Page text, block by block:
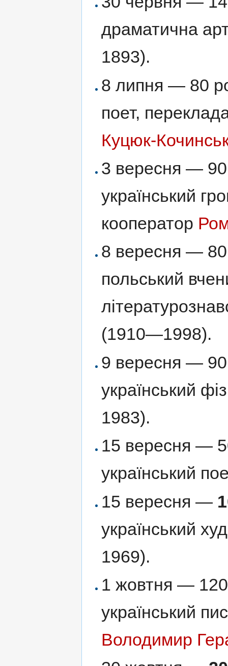
драматична
1893).
8 липня — 80
поет,
Куцюк-
3 вересня — 90
український
кооператор
8 вересня — 80
польський
(1910—1998).
9 вересня — 90
український
1983).
15 вересня —
український
15 вересня —
український
1969).
1 жовтня — 120
український
Володимир